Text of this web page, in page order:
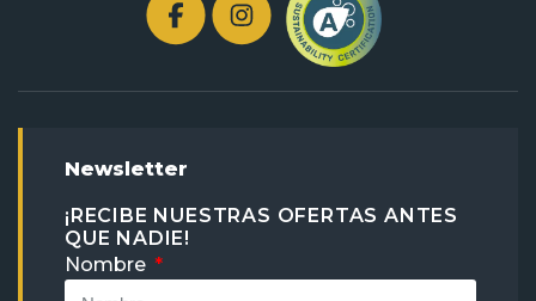
Newsletter
¡RECIBE NUESTRAS OFERTAS ANTES
QUE NADIE!
Nombre